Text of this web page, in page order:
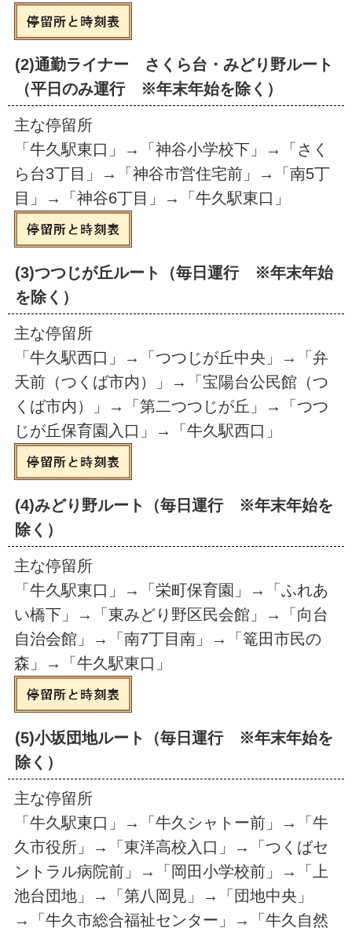
(2)通勤ライナー さくら台・みどり野ルート
（平日のみ運行 ※年末年始を除く）
主な停留所
「牛久駅東口」→「神谷小学校下」→「さく
ら台3丁目」→「神谷市営住宅前」→「南5丁
目」→「神谷6丁目」→「牛久駅東口」
(3)つつじが丘ルート（毎日運行 ※年末年始
を除く）
主な停留所
「牛久駅西口」→「つつじが丘中央」→「弁
天前（つくば市内）」→「宝陽台公民館（つ
くば市内）」→「第二つつじが丘」→「つつ
じが丘保育園入口」→「牛久駅西口」
(4)みどり野ルート（毎日運行 ※年末年始を
除く）
主な停留所
「牛久駅東口」→「栄町保育園」→「ふれあ
い橋下」→「東みどり野区民会館」→「向台
自治会館」→「南7丁目南」→「篭田市民の
森」→「牛久駅東口」
(5)小坂団地ルート（毎日運行 ※年末年始を
除く）
主な停留所
「牛久駅東口」→「牛久シャトー前」→「牛
久市役所」→「東洋高校入口」→「つくばセ
ントラル病院前」→「岡田小学校前」→「上
池台団地」→「第八岡見」→「団地中央」
→「牛久市総合福祉センター」→「牛久自然